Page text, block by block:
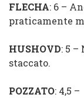
FLECHA: 6 –
praticamente
HUSHOVD: 5
staccato.
POZZATO: 4,5